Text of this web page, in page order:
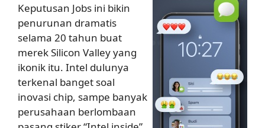
Keputusan Jobs ini bikin
penurunan dramatis
selama 20 tahun buat
merek Silicon Valley yang
ikonik itu. Intel dulunya
terkenal banget soal
inovasi chip, sampe banyak
perusahaan berlombaan